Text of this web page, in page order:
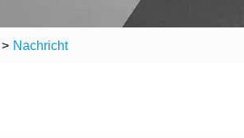
> Nachricht